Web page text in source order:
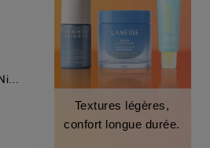
Les Gouttes Rosées à la Niacinamide Jumbo
Textures légères,
confort longue durée.